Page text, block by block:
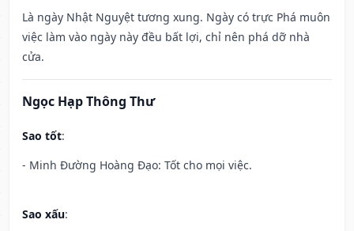
Là ngày Nhật Nguyệt tương xung. Ngày có trực Phá muôn
việc làm vào ngày này đều bất lợi, chỉ nên phá dỡ nhà
cửa.
Ngọc Hạp Thông Thư
Sao tốt:
- Minh Đường Hoàng Đạo: Tốt cho mọi việc.
Sao xấu: